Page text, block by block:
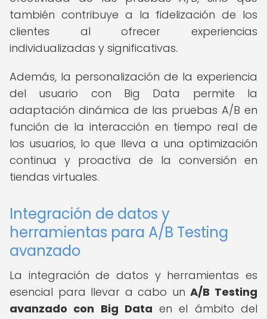
también contribuye a la fidelización de los
clientes al ofrecer experiencias
individualizadas y significativas.
Además, la personalización de la experiencia
del usuario con Big Data permite la
adaptación dinámica de las pruebas A/B en
función de la interacción en tiempo real de
los usuarios, lo que lleva a una optimización
continua y proactiva de la conversión en
tiendas virtuales.
Integración de datos y
herramientas para A/B Testing
avanzado
La integración de datos y herramientas es
esencial para llevar a cabo unA/B Testing
avanzado con Big Data en el ámbito del